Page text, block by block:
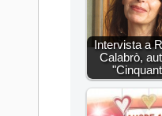
Intervista a
Calabrò,